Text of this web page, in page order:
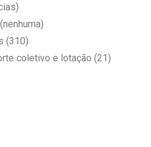
(310)
coletivo e lotação (21)